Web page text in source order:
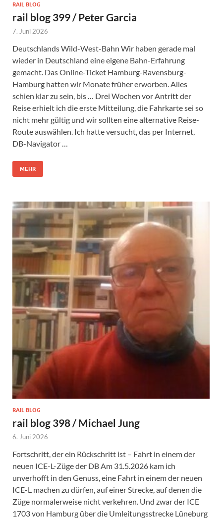
RAIL BLOG
rail blog 399 / Peter Garcia
7. Juni 2026
Deutschlands Wild-West-Bahn Wir haben gerade mal
wieder in Deutschland eine eigene Bahn-Erfahrung
gemacht. Das Online-Ticket Hamburg-Ravensburg-
Hamburg hatten wir Monate früher erworben. Alles
schien klar zu sein, bis … Drei Wochen vor Antritt der
Reise erhielt ich die erste Mitteilung, die Fahrkarte sei so
nicht mehr gültig und wir sollten eine alternative Reise-
Route auswählen. Ich hatte versucht, das per Internet,
DB-Navigator …
MEHR
RAIL BLOG
rail blog 398 / Michael Jung
6. Juni 2026
Fortschritt, der ein Rückschritt ist – Fahrt in einem der
neuen ICE-L-Züge der DB Am 31.5.2026 kam ich
unverhofft in den Genuss, eine Fahrt in einem der neuen
ICE-L machen zu dürfen, auf einer Strecke, auf denen die
Züge normalerweise nicht verkehren. Und zwar der ICE
1703 von Hamburg über die Umleitungsstrecke Lüneburg